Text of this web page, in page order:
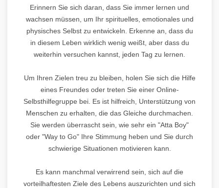
Erinnern Sie sich daran, dass Sie immer lernen und
wachsen müssen, um Ihr spirituelles, emotionales und
physisches Selbst zu entwickeln. Erkenne an, dass du
in diesem Leben wirklich wenig weißt, aber dass du
weiterhin versuchen kannst, jeden Tag zu lernen.
Um Ihren Zielen treu zu bleiben, holen Sie sich die Hilfe
eines Freundes oder treten Sie einer Online-
Selbsthilfegruppe bei. Es ist hilfreich, Unterstützung von
Menschen zu erhalten, die das Gleiche durchmachen.
Sie werden überrascht sein, wie sehr ein "Atta Boy"
oder "Way to Go" Ihre Stimmung heben und Sie durch
schwierige Situationen motivieren kann.
Es kann manchmal verwirrend sein, sich auf die
vorteilhaftesten Ziele des Lebens auszurichten und sich